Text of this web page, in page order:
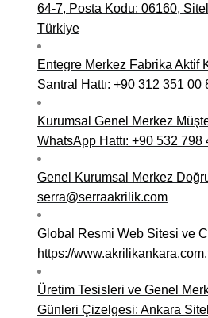
64-7, Posta Kodu: 06160,
Türkiye
Entegre Merkez Fabrika Aktif
Santral Hattı: +90 312 351 00
Kurumsal Genel Merkez
WhatsApp Hattı: +90 532 798
Genel Kurumsal Merkez
serra@serraakrilik.com
Global Resmi Web Sitesi ve
https://
Üretim Tesisleri ve Genel
Günleri Çizelgesi: Ankara